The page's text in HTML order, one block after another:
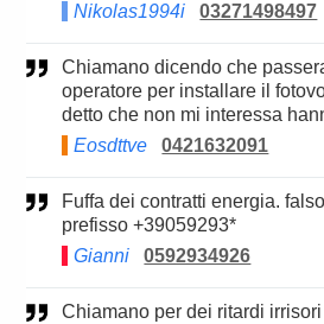
Nikolas1994i
03271498497
Chiamano dicendo che passerai in zona un loro
operatore per installare il
detto che non mi interessa
Eosdttve
0421632091
Fuffa dei contratti energia. falso gestore. bloccare il
prefisso +39059293*
Gianni
0592934926
Chiamano per dei ritardi irrisori di pochi giorni